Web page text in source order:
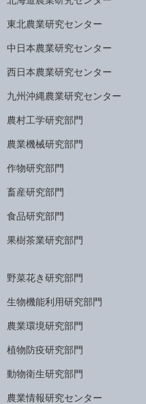
東北農業研究センター
中日本農業研究センター
西日本農業研究センター
九州沖縄農業研究センター
農村工学研究部門
農業機械研究部門
作物研究部門
畜産研究部門
食品研究部門
果樹茶業研究部門
野菜花き研究部門
生物機能利用研究部門
農業環境研究部門
植物防疫研究部門
動物衛生研究部門
農業情報研究センター